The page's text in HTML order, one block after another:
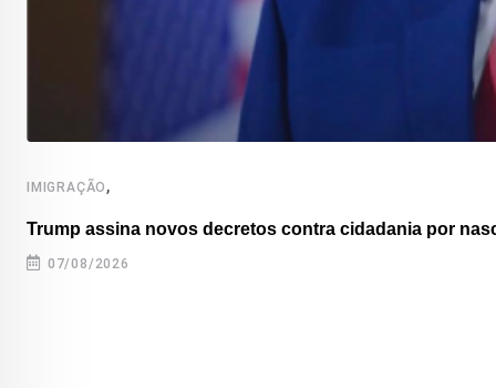
IMIGRAÇÃO ,
Trump assina novos decretos contra cidadania por
07/08/2026